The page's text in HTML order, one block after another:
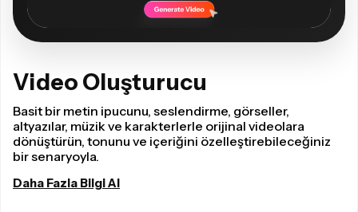
Video Oluşturucu
Basit bir metin ipucunu, seslendirme, görseller,
altyazılar, müzik ve karakterlerle orijinal videolara
dönüştürün, tonunu ve içeriğini özelleştirebileceğiniz
bir senaryoyla.
Daha Fazla Bilgi Al